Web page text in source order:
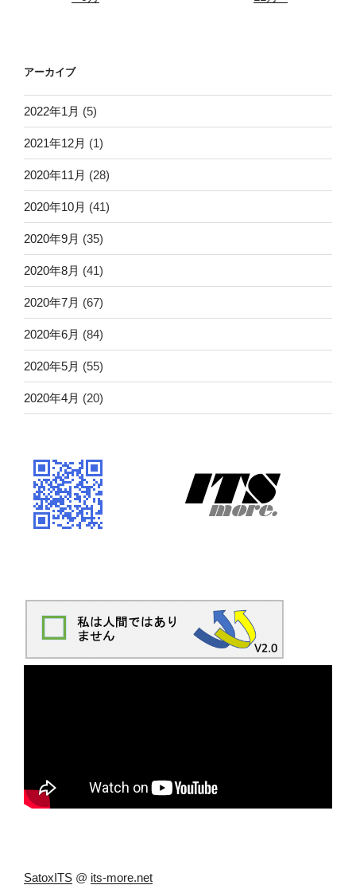
アーカイブ
2022年1月 (5)
2021年12月 (1)
2020年11月 (28)
2020年10月 (41)
2020年9月 (35)
2020年8月 (41)
2020年7月 (67)
2020年6月 (84)
2020年5月 (55)
2020年4月 (20)
SatoxITS @ its-more.net